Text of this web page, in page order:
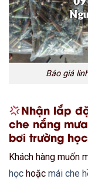
Báo giá
Nhận lắp
che nắng
bơi trường
Khách hàng muốn
học hoặc mái che